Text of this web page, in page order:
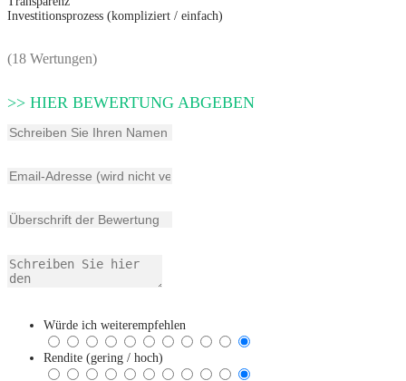
Investitionsprozess (kompliziert / einfach)
(18 Wertungen)
>> HIER BEWERTUNG ABGEBEN
Würde ich weiterempfehlen
Rendite (gering / hoch)